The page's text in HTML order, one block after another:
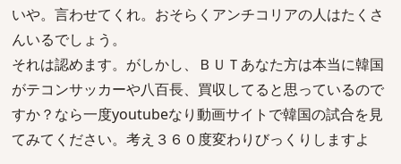
いや。言わせてくれ。おそらくアンチコリアの人はたくさ
んいるでしょう。
それは認めます。がしかし、ＢＵＴあなた方は本当に韓国
がテコンサッカーや八百長、買収してると思っているので
すか？なら一度youtubeなり動画サイトで韓国の試合を見
てみてください。考え３６０度変わりびっくりしますよ